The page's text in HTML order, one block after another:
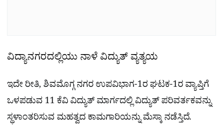
ವಿದ್ಯಾನಗರದಲ್ಲಿಯು ನಾಳೆ ವಿದ್ಯುತ್ ವ್ಯತ್ಯಯ
ಇದೇ ರೀತಿ, ಶಿವಮೊಗ್ಗ ನಗರ ಉಪವಿಭಾಗ-1ರ ಘಟಕ-1ರ ವ್ಯಾಪ್ತಿಗೆ
ಒಳಪಡುವ 11 ಕೆವಿ ವಿದ್ಯುತ್ ಮಾರ್ಗದಲ್ಲಿ ವಿದ್ಯುತ್ ಪರಿವರ್ತಕವನ್ನು
ಸ್ಥಳಾಂತರಿಸುವ ಮಹತ್ವದ ಕಾಮಗಾರಿಯನ್ನು ಮೆಸ್ಕಾ ನಡೆಸ್ತಿದೆ.